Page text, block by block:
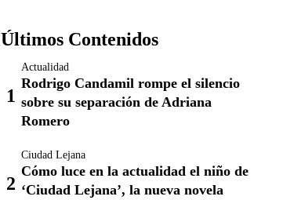
Últimos Contenidos
Actualidad
Rodrigo Candamil rompe el silencio
sobre su separación de Adriana
Romero
Ciudad Lejana
Cómo luce en la actualidad el niño de
‘Ciudad Lejana’, la nueva novela